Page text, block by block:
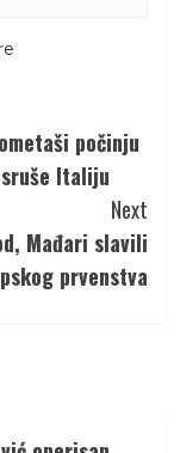
počinju
Italiju
Next
Mađari slavili
prvenstva